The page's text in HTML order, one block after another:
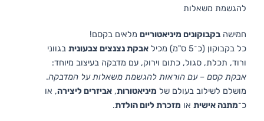
להגשמת משאלות
חמישה בקבוקונים מיניאטוריים מלאים בקסם!
כל בקבוקון (כ־5 ס"מ) מכיל
אבקת נצנצים צבעונית בגווני
ורוד, תכלת, סגול, כתום וירוק, עם מדבקה בעיצוב מיוחד:
אבקת קסם – עם הוראות להגשמת משאלות על המדבקה.
מושלם לשילוב בעולם של מיניאטורות, אביזרים ליצירה, או
כ־מתנה אישית או מזכרת ליום הולדת.